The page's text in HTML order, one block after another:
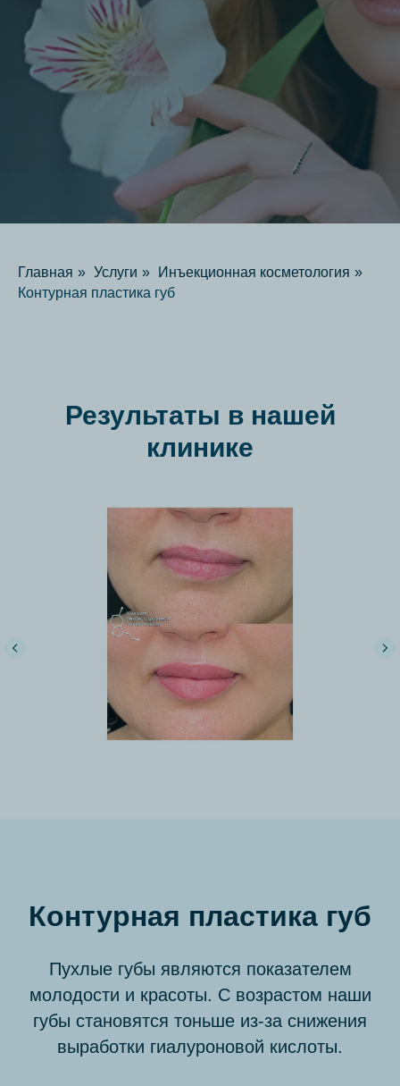
Главная » Услуги » Инъекционная косметология »
Контурная пластика губ
Результаты в нашей
клинике
Контурная пластика губ
Пухлые губы являются показателем
молодости и красоты. С возрастом наши
губы становятся тоньше из-за снижения
выработки гиалуроновой кислоты.